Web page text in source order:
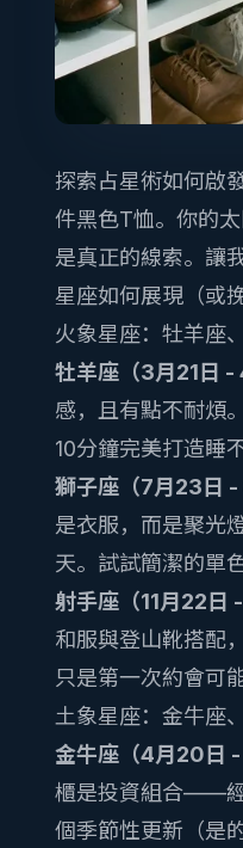
探索占星術如何啟
件黑色T恤。你的
是真正的線索。讓
星座如何展現（或
火象星座：牡羊座
牡羊座（3月21日 -
感，且有點不耐煩
10分鐘完美打造睡
獅子座（7月23日 -
是衣服，而是聚光
天。試試簡潔的單
射手座（11月22日 -
和服與登山靴搭配
只是第一次約會可
土象星座：金牛座
金牛座（4月20日 -
櫃是投資組合——經
個季節性更新（是